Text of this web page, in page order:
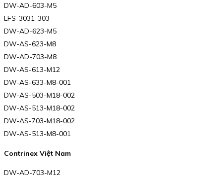
DW-AD-603-M5
LFS-3031-303
DW-AD-623-M5
DW-AS-623-M8
DW-AD-703-M8
DW-AS-613-M12
DW-AS-633-M8-001
DW-AS-503-M18-002
DW-AS-513-M18-002
DW-AS-703-M18-002
DW-AS-513-M8-001
Contrinex Việt Nam
DW-AD-703-M12